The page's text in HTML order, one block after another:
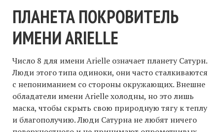
ПЛАНЕТА ПОКРОВИТЕЛЬ
ИМЕНИ ARIELLE
Число 8 для имени Arielle означает планету Сатурн.
Люди этого типа одиноки, они часто сталкиваются
с непониманием со стороны окружающих. Внешне
обладатели имени Arielle холодны, но это лишь
маска, чтобы скрыть свою природную тягу к теплу
и благополучию. Люди Сатурна не любят ничего